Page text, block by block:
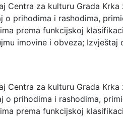
Centra za kulturu Grada Krka
o prihodima i rashodima,
prema funkcijskoj
imovine i obveza; Izvještaj
Centra za kulturu Grada Krka
o prihodima i rashodima,
prema funkcijskoj